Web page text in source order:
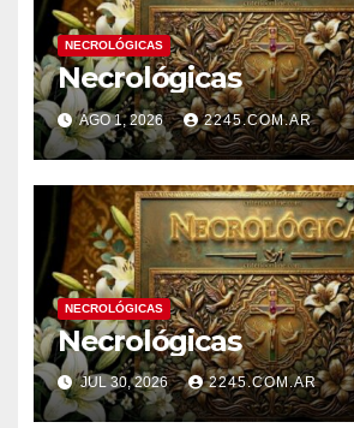
NECROLÓGICAS
Necrológicas
AGO 1, 2026 2245.COM.AR
NECROLÓGICAS
Necrológicas
JUL 30, 2026 2245.COM.AR